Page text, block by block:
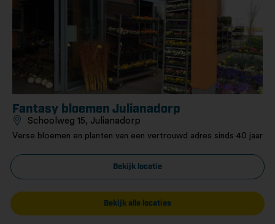
Fantasy bloemen Julianadorp
Schoolweg 15, Julianadorp
Verse bloemen en planten van een vertrouwd adres sinds 40 jaar
Bekijk locatie
Bekijk alle locaties